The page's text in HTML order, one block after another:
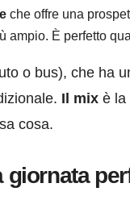
che offre una
ampio. È perfetto
o bus), che ha
Il mix è la
cosa.